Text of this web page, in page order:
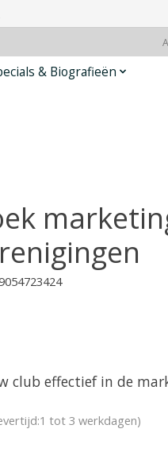
& Biografieën
club effectief in de
tot 3 werkdagen)